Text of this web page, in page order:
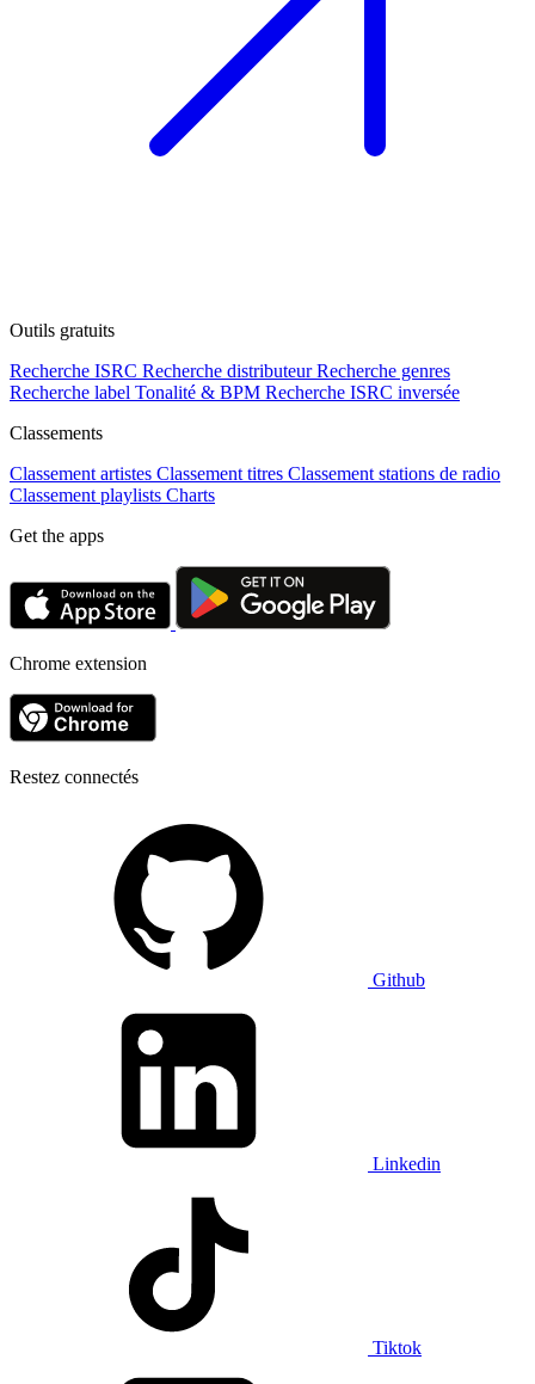
Outils gratuits
Recherche ISRC Recherche distributeur Recherche genres
Recherche label Tonalité & BPM Recherche ISRC inversée
Classements
Classement artistes Classement titres Classement stations de radio
Classement playlists Charts
Get the apps
Chrome extension
Restez connectés
Github
Linkedin
Tiktok